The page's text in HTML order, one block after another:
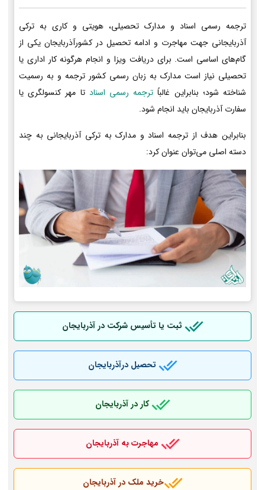
ترجمه رسمی اسناد و مدارک تحصیلی، هویتی و کاری به ترکی
آذربایجانی جهت مهاجرت و ادامه تحصیل در کشورآذربایجان یکی از
گام‌های اساسی است. برای دریافت ویزا و انجام هرگونه کار اداری یا
تحصیلی نیاز است مدارک به زبان رسمی کشور ترجمه و به رسمیت
شناخته شود؛ بنابراین غالباً ترجمه رسمی اسناد تا مهر کنسولگری یا
سفارت آذربایجان باید انجام شود.
بنابراین هدف از ترجمه اسناد و مدارک به ترکی آذربایجانی به چند
دسته اصلی می‌توان عنوان کرد:
ثبت یا تأسیس شرکت در آذربایجان
تحصیل درآذربایجان
کار در آذربایجان
مهاجرت به آذربایجان
خرید ملک در آذربایجان